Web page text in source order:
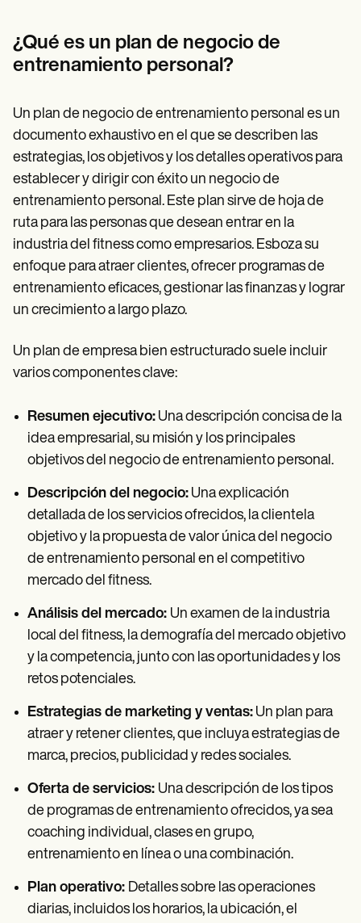
Demos
Training Hub
Webinars
Pricing
Why Carepatron?
Get started
¿Qué es un plan de negocio de
entrenamiento personal?
Un plan de negocio de entrenamiento personal es un
documento exhaustivo en el que se describen las
estrategias, los objetivos y los detalles operativos para
establecer y dirigir con éxito un negocio de
entrenamiento personal. Este plan sirve de hoja de
ruta para las personas que desean entrar en la
industria del fitness como empresarios. Esboza su
enfoque para atraer clientes, ofrecer programas de
entrenamiento eficaces, gestionar las finanzas y lograr
un crecimiento a largo plazo.
Un plan de empresa bien estructurado suele incluir
varios componentes clave:
Resumen ejecutivo: Una descripción concisa de la
idea empresarial, su misión y los principales
objetivos del negocio de entrenamiento personal.
Descripción del negocio: Una explicación
detallada de los servicios ofrecidos, la clientela
objetivo y la propuesta de valor única del negocio
de entrenamiento personal en el competitivo
mercado del fitness.
Análisis del mercado: Un examen de la industria
local del fitness, la demografía del mercado objetivo
y la competencia, junto con las oportunidades y los
retos potenciales.
Estrategias de marketing y ventas: Un plan para
atraer y retener clientes, que incluya estrategias de
marca, precios, publicidad y redes sociales.
Oferta de servicios: Una descripción de los tipos
de programas de entrenamiento ofrecidos, ya sea
coaching individual, clases en grupo,
entrenamiento en línea o una combinación.
Plan operativo: Detalles sobre las operaciones
diarias, incluidos los horarios, la ubicación, el